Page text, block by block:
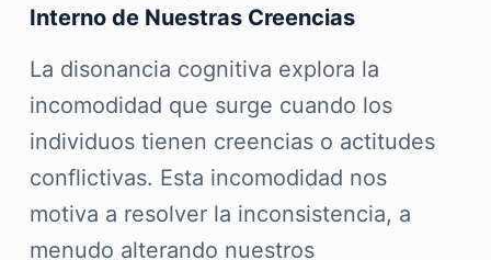
Interno de Nuestras Creencias
La disonancia cognitiva explora la
incomodidad que surge cuando los
individuos tienen creencias o actitudes
conflictivas. Esta incomodidad nos
motiva a resolver la inconsistencia, a
menudo alterando nuestros